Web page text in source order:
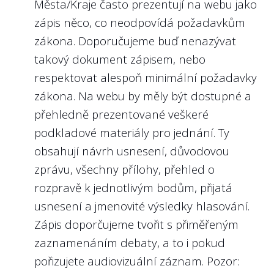
oznamovatele a postupu při oznamování.
Jinými slovy, pokud text na webu uceleně
provází člověka životní situací a vysvětluje
kromě práv a povinností také např. smysl a
účel ochrany, pomáhá daleko více s
rozhodnutím, zda oznámení učinit.
Příkladem tohoto je web města Brna.
Některé weby hodnocené 0 body se
samozřejmě mohou blížit tomuto stavu,
rozhodli jsme se však nastavit vysoký
standard, protože se stále jedná o
legislativní novinku. Evidujeme také, že
některé softwarové nástroje sloužící pro
komunikaci s oznamovatelem poskytují
přehledné informace po vstupu do
organizacích je potřeba, aby podmínky
výběrového řízení vzbuzovaly důvěru mezi
uchazeči a byly vypsány natolik
transparentně, aby se minimalizovala
možnost zvýhodnění politicky
preferovaných kandidátů. Kandidáti na
manažerské pozice budou patrně
potřebovat dostatečný čas k případné
změně zaměstnání nebo bydliště, proto je
vhodné plánovat výběrové řízení s
dostatečným předstihem před plánovaným
nástupem na vedoucí pozici. Pro přilákání
dostatečného množství kvalitních
kandidátů je vhodné inzerovat výběrová
řízení nejen regionálními kanály a případně
Města/Kraje často prezentují na webu jako
zápis něco, co neodpovídá požadavkům
zákona. Doporučujeme buď nenazývat
takový dokument zápisem, nebo
respektovat alespoň minimální požadavky
zákona. Na webu by měly být dostupné a
přehledně prezentované veškeré
podkladové materiály pro jednání. Ty
obsahují návrh usnesení, důvodovou
zprávu, všechny přílohy, přehled o
rozpravě k jednotlivým bodům, přijatá
usnesení a jmenovité výsledky hlasování.
Zápis doporčujeme tvořit s přiměřeným
zaznamenáním debaty, a to i pokud
pořizujete audiovizuální záznam. Pozor: